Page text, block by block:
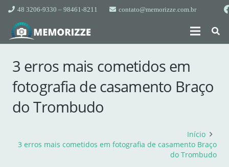
48 3206-9330 – 98461-8211 contato@memorizze.com.br
3 erros mais cometidos em
fotografia de casamento Braço
do Trombudo
Início
3 erros mais cometidos em fotografia de casamento Braço
do Trombudo